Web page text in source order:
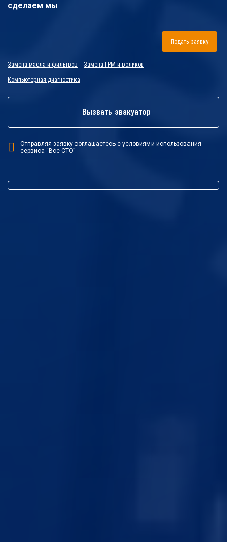
сделаем мы
Подать заявку
Замена масла и фильтров Замена ГРМ и роликов
Компьютерная диагностика
Вызвать эвакуатор
Отправляя заявку соглашаетесь с условиями использования
сервиса “Все СТО”